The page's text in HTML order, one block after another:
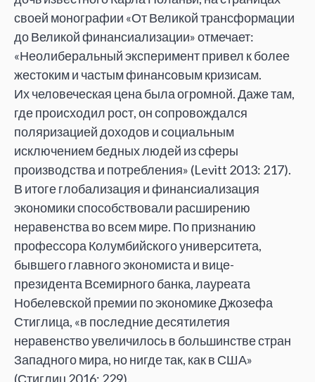
своей монографии «ОтВеликой трансформации
доВеликой финансиализации»отмечает:
«Неолиберальный эксперимент привел кболее
жестоким и частым финансовым кризисам.
Ихчеловеческая цена была огромной. Даже там,
где происходил рост, онсопровождался
поляризацией доходов исоциальным
исключением бедных людей изсферы
производства и потребления» (Levitt 2013: 217).
В итоге глобализация ифинансиализация
экономики способствовали расширению
неравенства вовсем мире. Попризнанию
профессора Колумбийского университета,
бывшего главного экономиста и вице-
президента Всемирного банка, лауреата
Нобелевской премии поэкономике Джозефа
Стиглица, «в последние десятилетия
неравенство увеличилось в большинстве стран
Западного мира, нонигде так, как в США»
(Стиглиц 2016: 229).